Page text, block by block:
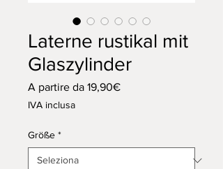
Laterne rustikal mit
Glaszylinder
A partire da 19,90€Prezzo
IVA inclusa
Größe *